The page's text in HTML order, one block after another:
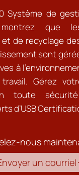
Système de
que
de recyclage
sont
à
Gérez
toute sécurité
d’USB
nous
un courriel